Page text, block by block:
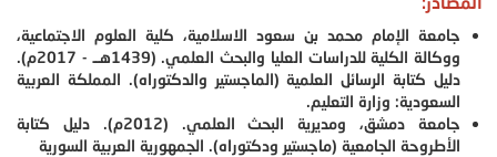
جامعة الإمام محمد بن سعود الاسلامية، كلية العلوم الاجتماعية،
ووكالة الكلية للدراسات العليا والبحث العلمي. (1439هــ - 2017م).
دليل كتابة الرسائل العلمية (الماجستير والدكتوراه). المملكة العربية
السعودية: وزارة التعليم.
جامعة دمشق، ومديرية البحث العلمي. (2012م). دليل كتابة
الأطروحة الجامعية (ماجستير ودكتوراه). الجمهورية العربية السورية